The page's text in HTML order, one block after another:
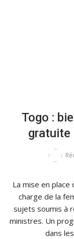
Togo :
gratuite
La mise en
charge de la
sujets soumis à
ministres. Un
dans